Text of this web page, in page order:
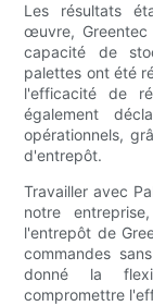
Les résultats
œuvre,
capacité de
palettes ont été
l'efficacité de
également
opérationnels,
d'entrepôt.
Travailler avec
notre
l'entrepôt de
commandes
donné la
compromettre